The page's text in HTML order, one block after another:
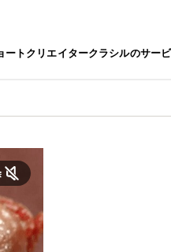
ートクリエイタークラシルのサー